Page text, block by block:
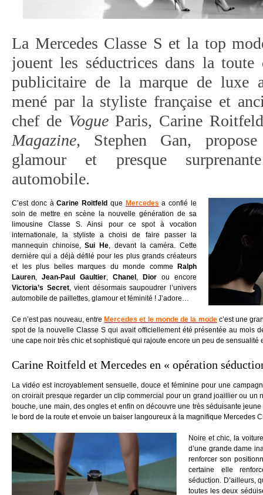
La Mercedes Classe S et la top
jouent les séductrices dans la toute
publicitaire de la marque de luxe
mené par la styliste française et
chef de VogueParis, Carine
Magazine, Stephen Gan,
glamour et presque
automobile.
C’est donc àCarine Roitfeld que Mercedes a confié le
soin de mettre en scène la nouvelle génération de sa
limousine Classe S. Ainsi pour ce spot à vocation
internationale, la styliste a choisi de faire passer la
mannequin chinoise,Sui He, devant la caméra. Cette
dernière qui a déjà défilé pour les plus grands créateurs
et les plus belles marques du monde comme Ralph
Lauren, Jean-Paul Gaultier, Chanel , Dior ou encore
Victoria’s Secret, vient désormais saupoudrer l’univers
automobile de paillettes, glamour et féminité ! J’adore…
Ce n’est pas nouveau, entre Mercedes et le monde de la mode c’est une
spot de la nouvelle Classe S qui avait officiellement été présentée au mois
une cape noir très chic et sophistiqué qui rajoute encore un peu de sensualité
Carine Roitfeld et Mercedes en « opération
La vidéo est incroyablement sensuelle, douce et féminine pour une
on croirait presque regarder un clip commercial pour un grand joaillier ou un
bouche, une main, des ongles et enfin on découvre une très séduisante
le bord de la route et envoie un baiser langoureux à la magnifique Mercedes
Noire et chic, la
d’une grande dame
renforcer son
certaine elle
séduction. D’ailleurs,
toutes lesdeux